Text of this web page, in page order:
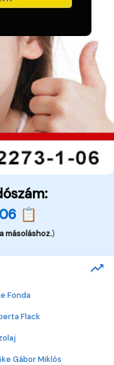
📋
másoláshoz.)
Fonda
Flack
Gábor Miklós